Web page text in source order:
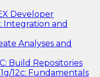
Developer
Integration and
Analyses and
Build Repositories
12c: Fundamentals